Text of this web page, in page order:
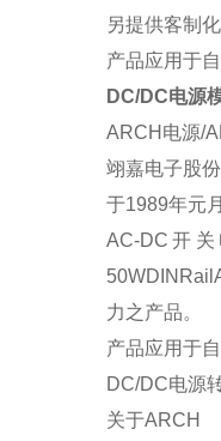
另提供客制
产品应用于
DC/DC电源
ARCH电源/
翊嘉电子股
于1989年元
AC-DC开关
力之产品。
产品应用于
DC/DC电源
关于ARCH